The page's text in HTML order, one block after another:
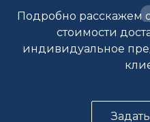
Подробно расскажем
стоимости
индивидуальное